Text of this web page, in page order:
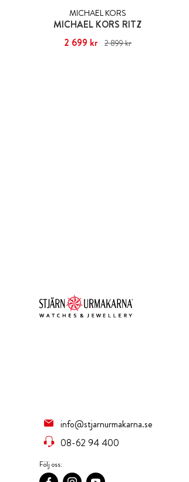
MICHAEL KORS
MICHAEL KORS RITZ
Nuvarande pris: 2 699 krTidigare pris
2 699 kr 2 899 kr
info@stjarnurmakarna.se
08-62 94 400
Följ oss: